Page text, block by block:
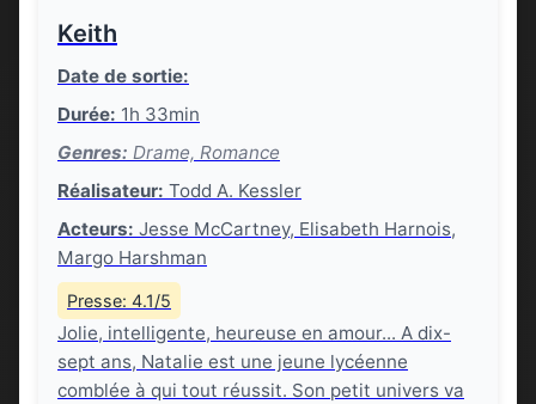
Keith
Date de sortie:
Durée: 1h 33min
Genres: Drame, Romance
Réalisateur: Todd A. Kessler
Acteurs: Jesse McCartney, Elisabeth Harnois,
Margo Harshman
Presse: 4.1/5
Jolie, intelligente, heureuse en amour... A dix-
sept ans, Natalie est une jeune lycéenne
comblée à qui tout réussit. Son petit univers va